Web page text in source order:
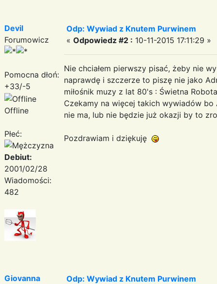
Devil
Forumowicz
Pomocna dłoń:
+33/-5
Offline
Płeć:
Debiut:
2001/02/28
Wiadomości:
482
Odp: Wywiad z Knutem Purwinem
« Odpowiedz #2 : 10-11-2015 17:11:29 »
Nie chciałem pierwszy pisać, żeby nie
naprawdę i szczerze to piszę nie jako
miłośnik muzy z lat 80's : Świetna
Czekamy na więcej takich wywiadów
nie ma, lub nie będzie już okazji by to
Pozdrawiam i dziękuję
Giovanna
Odp: Wywiad z Knutem Purwinem